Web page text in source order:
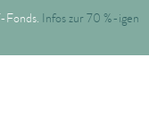
Fonds. Infos zur 70 %-igen